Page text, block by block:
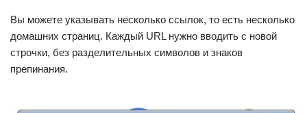
Вы можете указывать несколько ссылок, то есть несколько
домашних страниц. Каждый URL нужно вводить с новой
строчки, без разделительных символов и знаков
препинания.